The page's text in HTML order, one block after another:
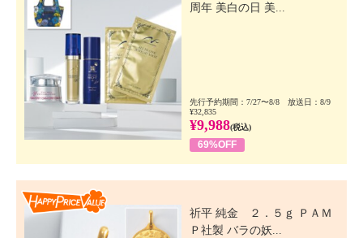
周年 美白の日 美...
先行予約期間：7/27〜8/8 放送日：8/9
¥32,835
¥9,988(税込)
69%OFF
祈平 純金 ２．５ｇ ＰＡＭ
Ｐ社製 バラの妖...